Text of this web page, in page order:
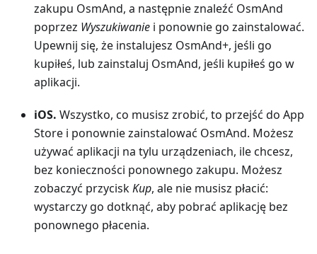
zakupu OsmAnd, a następnie znaleźć OsmAnd
poprzez Wyszukiwanie i ponownie go zainstalować.
Upewnij się, że instalujesz OsmAnd+, jeśli go
kupiłeś, lub zainstaluj OsmAnd, jeśli kupiłeś go w
aplikacji.
iOS. Wszystko, co musisz zrobić, to przejść do App
Store i ponownie zainstalować OsmAnd. Możesz
używać aplikacji na tylu urządzeniach, ile chcesz,
bez konieczności ponownego zakupu. Możesz
zobaczyć przyciskKup, ale nie musisz płacić:
wystarczy go dotknąć, aby pobrać aplikację bez
ponownego płacenia.